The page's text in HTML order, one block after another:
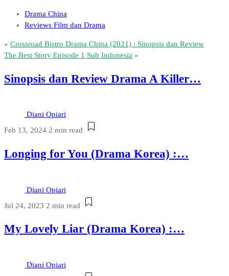
Drama China
Reviews Film dan Drama
« Crossroad Bistro Drama China (2021) : Sinopsis dan Review
The Best Story Episode 1 Sub Indonesia »
Sinopsis dan Review Drama A Killer…
Diani Opiari
Feb 13, 2024 2 min read
Longing for You (Drama Korea) :…
Diani Opiari
Jul 24, 2023 2 min read
My Lovely Liar (Drama Korea) :…
Diani Opiari